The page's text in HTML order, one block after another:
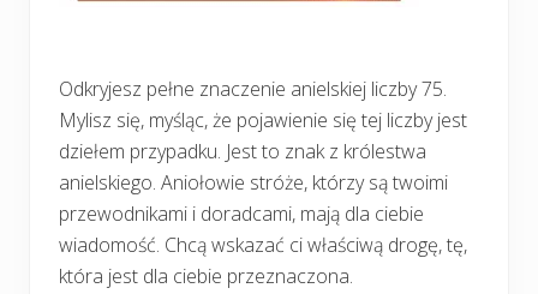
Odkryjesz pełne znaczenie anielskiej liczby 75.
Mylisz się, myśląc, że pojawienie się tej liczby jest
dziełem przypadku. Jest to znak z królestwa
anielskiego. Aniołowie stróże, którzy są twoimi
przewodnikami i doradcami, mają dla ciebie
wiadomość. Chcą wskazać ci właściwą drogę, tę,
która jest dla ciebie przeznaczona.